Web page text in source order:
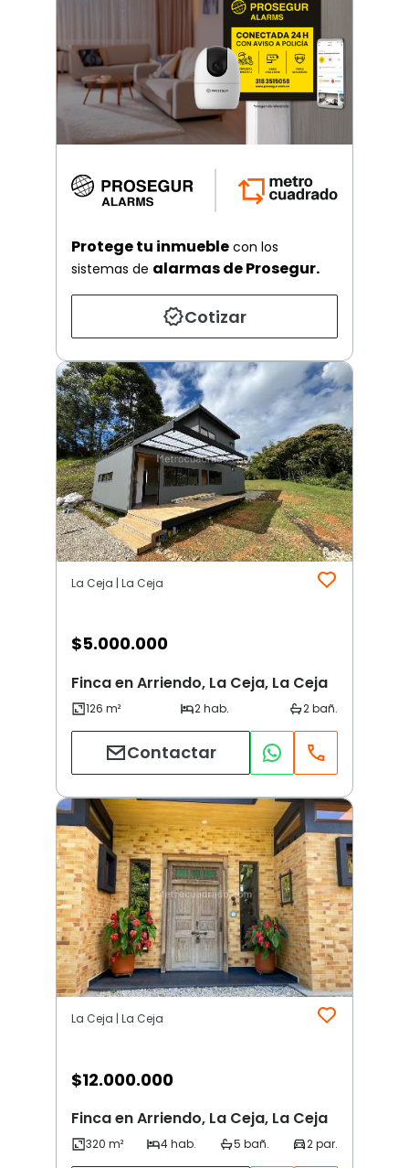
Protege tu inmueble con los
sistemas de alarmas de Prosegur.
Cotizar
La Ceja | La Ceja
$5.000.000
Finca en Arriendo, La Ceja, La Ceja
Contactar
La Ceja | La Ceja
$12.000.000
Finca en Arriendo, La Ceja, La Ceja